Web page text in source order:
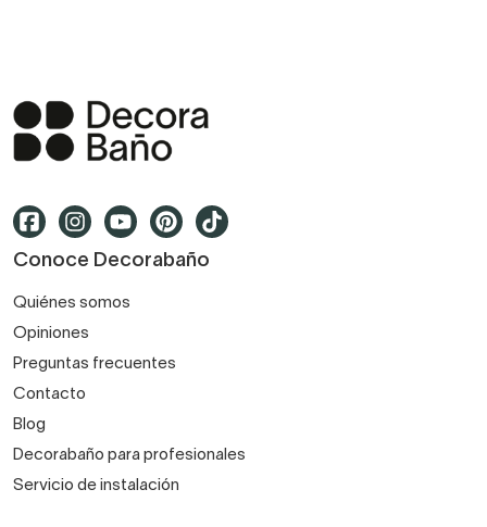
Conoce Decorabaño
Quiénes somos
Opiniones
Preguntas frecuentes
Contacto
Blog
Decorabaño para profesionales
Servicio de instalación